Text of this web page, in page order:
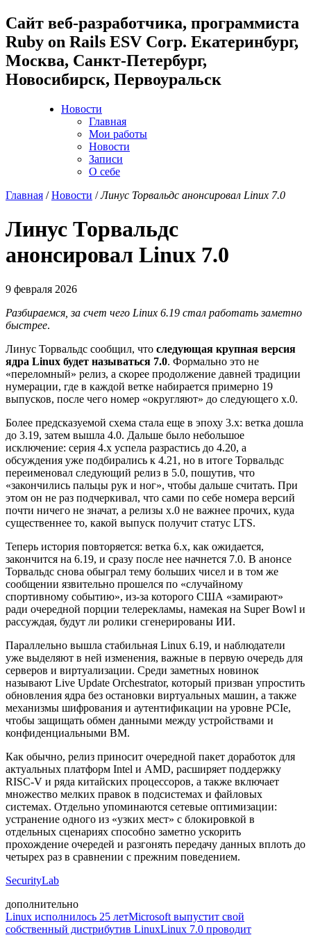
Cайт веб-разработчика, программиста
Ruby on Rails ESV Corp. Екатеринбург,
Москва, Санкт-Петербург,
Новосибирск, Первоуральск
Новости
Главная
Мои работы
Новости
Записи
О себе
Главная /Новости /Линус Торвальдс анонсировал Linux 7.0
Линус Торвальдс
анонсировал Linux 7.0
9 февраля 2026
Разбираемся, за счет чего Linux 6.19 стал работать заметно
быстрее.
Линус Торвальдс сообщил, что следующая крупная версия
ядра Linux будет называться 7.0. Формально это не
«переломный» релиз, а скорее продолжение давней традиции
нумерации, где в каждой ветке набирается примерно 19
выпусков, после чего номер «округляют» до следующего x.0.
Более предсказуемой схема стала еще в эпоху 3.x: ветка дошла
до 3.19, затем вышла 4.0. Дальше было небольшое
исключение: серия 4.x успела разрастись до 4.20, а
обсуждения уже подбирались к 4.21, но в итоге Торвальдс
переименовал следующий релиз в 5.0, пошутив, что
«закончились пальцы рук и ног», чтобы дальше считать. При
этом он не раз подчеркивал, что сами по себе номера версий
почти ничего не значат, а релизы x.0 не важнее прочих, куда
существеннее то, какой выпуск получит статус LTS.
Теперь история повторяется: ветка 6.x, как ожидается,
закончится на 6.19, и сразу после нее начнется 7.0. В анонсе
Торвальдс снова обыграл тему больших чисел и в том же
сообщении язвительно прошелся по «случайному
спортивному событию», из-за которого США «замирают»
ради очередной порции телерекламы, намекая на Super Bowl и
рассуждая, будут ли ролики сгенерированы ИИ.
Параллельно вышла стабильная Linux 6.19, и наблюдатели
уже выделяют в ней изменения, важные в первую очередь для
серверов и виртуализации. Среди заметных новинок
называют Live Update Orchestrator, который призван упростить
обновления ядра без остановки виртуальных машин, а также
механизмы шифрования и аутентификации на уровне PCIe,
чтобы защищать обмен данными между устройствами и
конфиденциальными ВМ.
Как обычно, релиз приносит очередной пакет доработок для
актуальных платформ Intel и AMD, расширяет поддержку
RISC-V и ряда китайских процессоров, а также включает
множество мелких правок в подсистемах и файловых
системах. Отдельно упоминаются сетевые оптимизации:
устранение одного из «узких мест» с блокировкой в
отдельных сценариях способно заметно ускорить
прохождение очередей и разгонять передачу данных вплоть до
четырех раз в сравнении с прежним поведением.
SecurityLab
дополнительно
Linux исполнилось 25 летMicrosoft выпустит свой
собственный дистрибутив LinuxLinux 7.0 проводит